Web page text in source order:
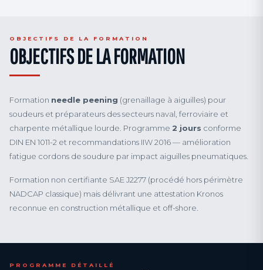
OBJECTIFS DE LA FORMATION
OBJECTIFS DE LA FORMATION
Formation needle peening (grenaillage à aiguilles) pour
soudeurs et préparateurs des secteurs naval, ferroviaire et
charpente métallique lourde. Programme 2 jours conforme
DIN EN 1011-2 et recommandations IIW 2016 — amélioration
fatigue cordons de soudure par impact aiguilles pneumatiques.
Formation non certifiante SAE J2277 (procédé hors périmètre
NADCAP classique) mais délivrant une attestation Kronos
reconnue en construction métallique et off-shore.
PROGRAMME DÉTAILLÉ